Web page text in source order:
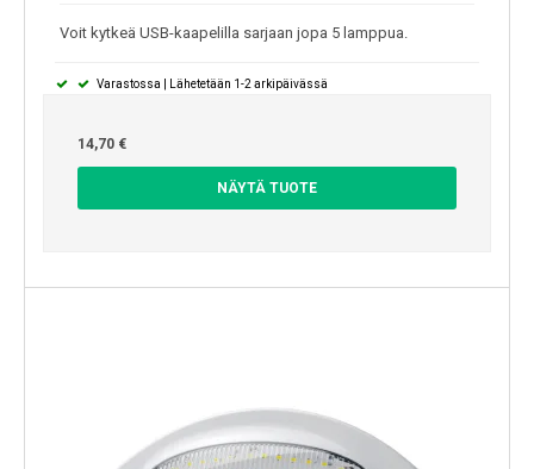
Voit kytkeä USB-kaapelilla sarjaan jopa 5 lamppua.
Varastossa | Lähetetään 1-2 arkipäivässä
14,70 €
NÄYTÄ TUOTE